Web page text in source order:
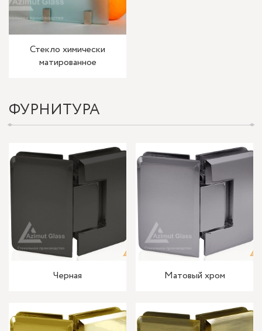
Стекло химически
матированное
ФУРНИТУРА
Черная Матовый хром